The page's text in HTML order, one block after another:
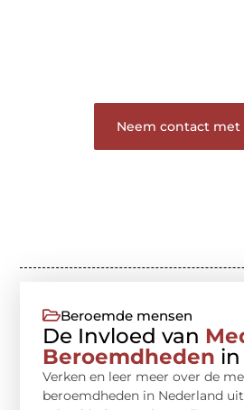
Neem contact met
Beroemde mensen
De Invloed van
Beroemdheden
Verken en leer meer over de
beroemdheden in Nederland